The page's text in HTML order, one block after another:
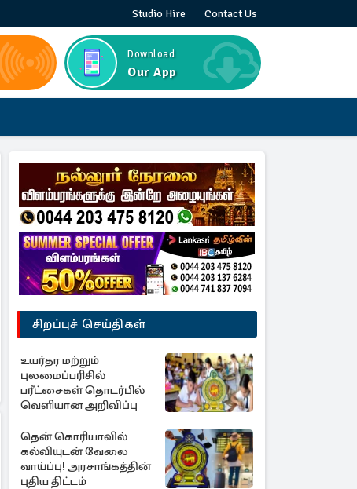
Studio Hire Contact Us
Download
Our App
சிறப்புச் செய்திகள்
உயர்தர மற்றும்
புலமைப்பரிசில்
பரீட்சைகள் தொடர்பில்
வெளியான அறிவிப்பு
தென் கொரியாவில்
கல்வியுடன் வேலை
வாய்ப்பு! அரசாங்கத்தின்
புதிய திட்டம்